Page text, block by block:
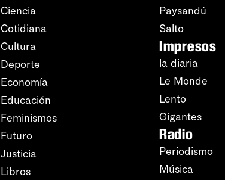
Ciencia
Cotidiana
Cultura
Deporte
Economía
Educación
Feminismos
Futuro
Justicia
Libros
Paysandú
Salto
Impresos
la diaria
Le Monde
Lento
Gigantes
Radio
Periodismo
Música